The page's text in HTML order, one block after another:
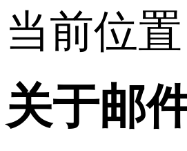
当前位置
关于邮